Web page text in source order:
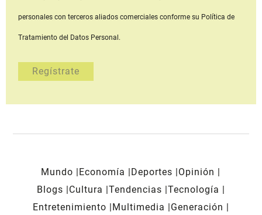
personales con terceros aliados comerciales conforme su Política de
Tratamiento del Datos Personal.
Mundo Economía Deportes
Opinión
Blogs
Cultura Tendencias Tecnología
Entretenimiento
Multimedia
Generación